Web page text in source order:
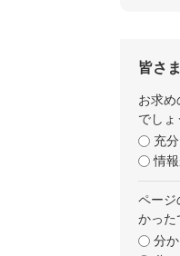
皆さ
お求め
でしょ
充
情
ページ
かった
分